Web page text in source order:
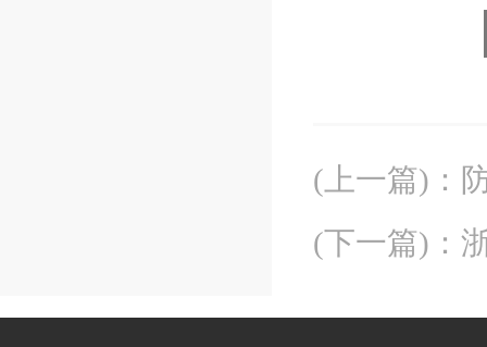
(上一篇) ：
(下一篇) ：